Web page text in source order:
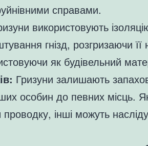
справами.
використовують
гнізд, розгризаючи її
як будівельний
Гризуни залишають
особин до певних місць.
проводку, інші можуть